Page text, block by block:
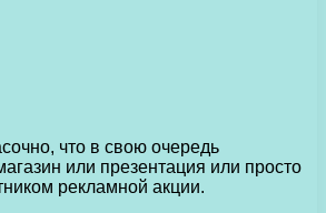
что в свою очередь
или презентация или просто
рекламной акции.